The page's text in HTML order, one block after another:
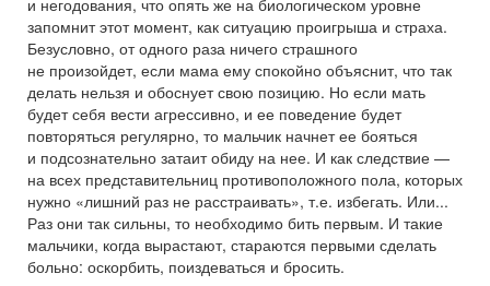
запомнит этот момент, как ситуацию проигрыша и страха.
Безусловно, от одного раза ничего страшного
не произойдет, если мама ему спокойно объяснит, что так
делать нельзя и обоснует свою позицию. Но если мать
будет себя вести агрессивно, и ее поведение будет
повторяться регулярно, то мальчик начнет ее бояться
и подсознательно затаит обиду на нее. И как следствие —
на всех представительниц противоположного пола, которых
нужно «лишний раз не расстраивать», т.е. избегать. Или...
Раз они так сильны, то необходимо бить первым. И такие
мальчики, когда вырастают, стараются первыми сделать
больно: оскорбить, поиздеваться и бросить.